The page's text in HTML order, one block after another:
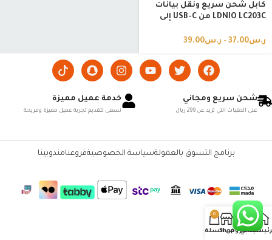
كابل شحن سريع ونقل بيانات
LDNIO LC203C من USB-C إلى
ر.س37.00
– ر.س39.00
شحن سريع ومجاني
على الطلبات التي تزيد عن 299 ريال
خدمة عميل مميزة
نسعى لتقديم تجربة عميل مميزة ومريحة
برنامج التسوق بالعمولةسياسة الخصوصيةفروعنامندوبينا
حسابيالعروضShop
0
السلة